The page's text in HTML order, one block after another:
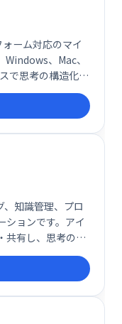
ーム対応のマイ
、Mac、
で思考の構造化、
操作で、ブランチ
回転などが可能
アイデアの整理や
知識管理、プロ
ションです。アイ
共有し、思考のプ
作で、複雑な情報
生産性向上、創
でご利用いただけ